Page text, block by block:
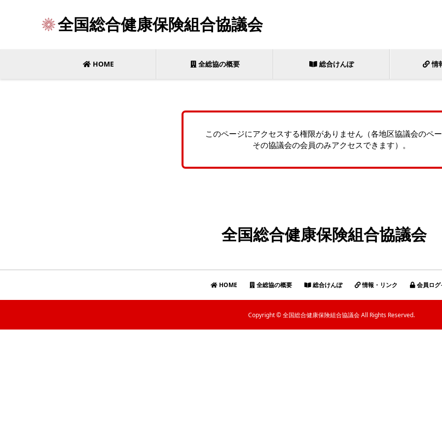
全国総合健康保険組合協議会
HOME 全総協の概要 総合けんぽ 情
このページにアクセスする権限がありません（各地区協議会のペ
その協議会の会員のみアクセスできます）。
全国総合健康保険組合協議会
HOME 全総協の概要 総合けんぽ 情報・リンク 会員ログ
Copyright © 全国総合健康保険組合協議会 All Rights Reserved.